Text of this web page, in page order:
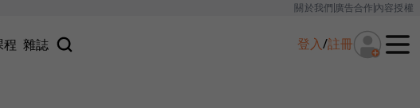
關於我們廣告合作內容授權
程 雜誌 登入/註冊